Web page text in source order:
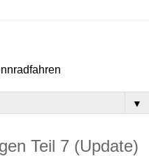
▼
Teil 7 (Update)